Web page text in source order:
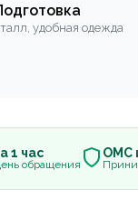
удобная одежда
1 час
обращения
ОМС